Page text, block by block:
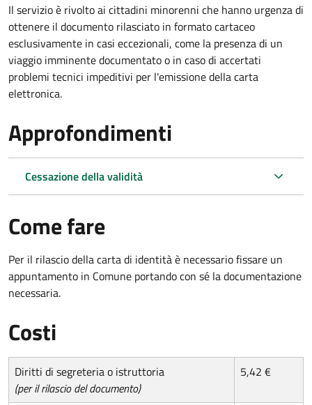
Il servizio è rivolto ai cittadini minorenni che hanno urgenza di
ottenere il documento rilasciato in formato cartaceo
esclusivamente in casi eccezionali, come la presenza di un
viaggio imminente documentato o in caso di accertati
problemi tecnici impeditivi per l'emissione della carta
elettronica.
Approfondimenti
Cessazione della validità
Come fare
Per il rilascio della carta di identità è necessario fissare un
appuntamento in Comune portando con sé la documentazione
necessaria.
Costi
Diritti di segreteria o istruttoria
(per il rilascio del documento)
5,42 €